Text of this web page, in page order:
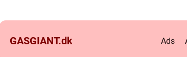
GASGIANT.dk Ads